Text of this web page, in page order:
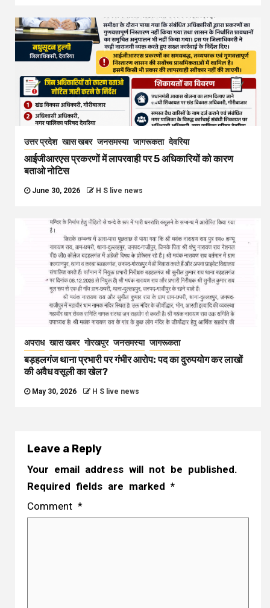
उत्तर प्रदेश खास खबर जनसमस्या जागरूकता देवरिया
आईजीआरएस प्रकरणों में लापरवाही पर 5 अधिकारियों को कारण
बताओ नोटिस
June 30, 2026 H S live news
अपराध खास खबर गोरखपुर जनसमस्या जागरूकता
बड़हलगंज थाना प्रभारी पर गंभीर आरोप: पद का दुरुपयोग कर लाखों
की अवैध वसूली का खेल?
May 30, 2026 H S live news
Leave a Reply
Your email address will not be published.
Required fields are marked *
Comment *